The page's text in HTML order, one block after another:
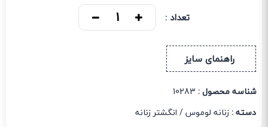
تعداد :
راهنمای سایز
شناسه محصول : 10283
دسته :زنانه لوموس/ انگشتر زنانه